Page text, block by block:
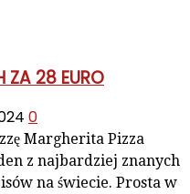
ZA 28 EURO
0
Margherita Pizza
z najbardziej znanych
na świecie. Prosta w